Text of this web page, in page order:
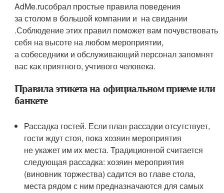
AdMe.ruсобрал простые правила поведения
за столом в большой компании и на свидании
.Соблюдение этих правил поможет вам почувствовать
себя на высоте на любом мероприятии,
а собеседники и обслуживающий персонал запомнят
вас как приятного, учтивого человека.
Правила этикета на официальном приеме или
банкете
Рассадка гостей. Если план рассадки отсутствует,
гости ждут стоя, пока хозяин мероприятия
не укажет им их места. Традиционной считается
следующая рассадка: хозяин мероприятия
(виновник торжества) садится во главе стола,
места рядом с ним предназначаются для самых